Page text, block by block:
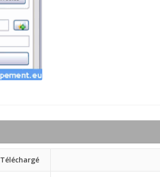
Téléchargé